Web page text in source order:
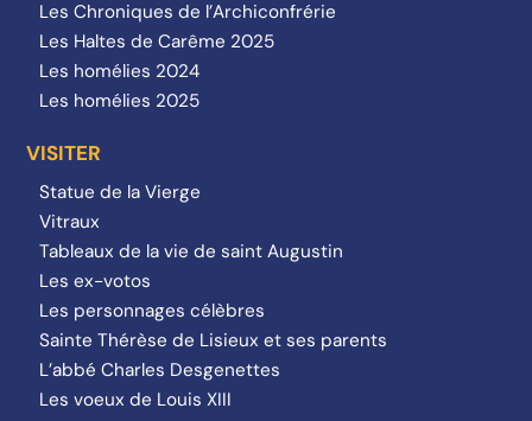
Les Chroniques de l’Archiconfrérie
Les Haltes de Carême 2025
Les homélies 2024
Les homélies 2025
VISITER
Statue de la Vierge
Vitraux
Tableaux de la vie de saint Augustin
Les ex-votos
Les personnages célèbres
Sainte Thérèse de Lisieux et ses parents
L’abbé Charles Desgenettes
Les voeux de Louis XIII